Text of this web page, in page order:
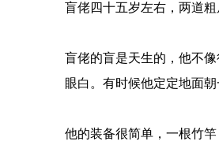
盲佬四十五岁左右，两道
盲佬的盲是天生的，他不
眼白。有时候他定定地面
他的装备很简单，一根竹